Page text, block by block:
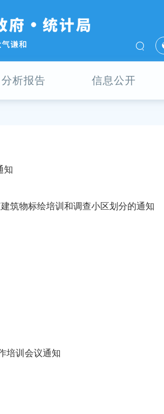
分析报告 信息公开
知
筑物标绘培训和调查小区划分的通知
培训会议通知